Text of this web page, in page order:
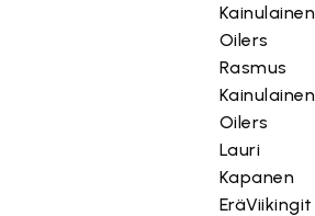
Kainulainen
Oilers
Rasmus
Kainulainen
Oilers
Lauri
Kapanen
EräViikingit